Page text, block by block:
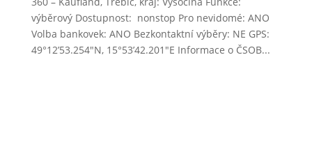
výběrový Dostupnost: nonstop Pro nevidomé: ANO
Volba bankovek: ANO Bezkontaktní výběry: NE GPS:
49°12’53.254″N, 15°53’42.201″E Informace o ČSOB...